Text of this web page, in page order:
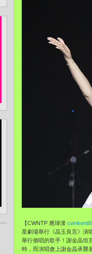
【CWNTP 應瑋漢
星劇場舉行《晶玉良言》演
舉行個唱的歌手！謝金晶坦
時，而演唱會上謝金晶承襲